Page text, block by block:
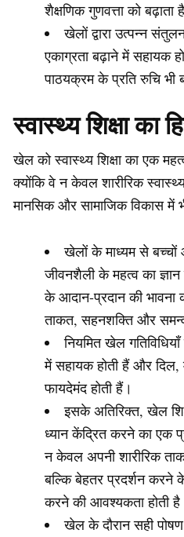
शैक्षणिक गुणवत्ता को बढ़ाता
खेलों द्वारा उत्पन्न
एकाग्रता बढ़ाने में सहायक
पाठयक्रम के प्रति रुचि भी
स्वास्थ्य शिक्षा का
खेल को स्वास्थ्य शिक्षा का एक
क्योंकि वे न केवल शारीरिक
मानसिक और सामाजिक विकास में
खेलों के माध्यम से
जीवनशैली के महत्व का
के आदान-प्रदान की भावना
ताकत, सहनशक्ति और
नियमित खेल
में सहायक होती हैं और दिल,
फायदेमंद होती हैं।
इसके अतिरिक्त, खेल
ध्यान केंद्रित करने का एक
न केवल अपनी शारीरिक
बल्कि बेहतर प्रदर्शन करने
करने की आवश्यकता होती
खेल के दौरान सही